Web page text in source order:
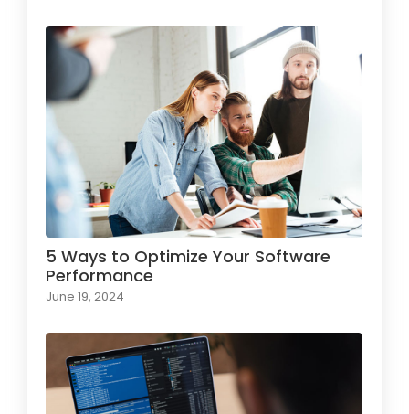
5 Ways to Optimize Your Software
Performance
June 19, 2024